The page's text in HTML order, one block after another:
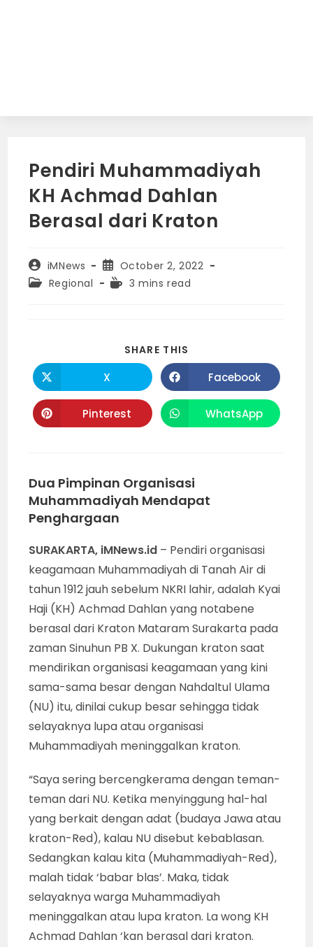
Pendiri Muhammadiyah
KH Achmad Dahlan
Berasal dari Kraton
Post
author:
iMNews
Post
published:
October 2, 2022
PostRegional
Reading
3 mins read
SHARE THIS
Opens
in
a
new
window
X Opens
in
a
new
window
Facebook
Opens
in
Pinterest Opens
in
WhatsApp
Dua Pimpinan Organisasi
Muhammadiyah Mendapat
Penghargaan
SURAKARTA, iMNews.id – Pendiri organisasi
keagamaan Muhammadiyah di Tanah Air di
tahun 1912 jauh sebelum NKRI lahir, adalah Kyai
Haji (KH) Achmad Dahlan yang notabene
berasal dari Kraton Mataram Surakarta pada
zaman Sinuhun PB X. Dukungan kraton saat
mendirikan organisasi keagamaan yang kini
sama-sama besar dengan Nahdaltul Ulama
(NU) itu, dinilai cukup besar sehingga tidak
selayaknya lupa atau organisasi
Muhammadiyah meninggalkan kraton.
“Saya sering bercengkerama dengan teman-
teman dari NU. Ketika menyinggung hal-hal
yang berkait dengan adat (budaya Jawa atau
kraton-Red), kalau NU disebut kebablasan.
Sedangkan kalau kita (Muhammadiyah-Red),
malah tidak ‘babar blas’. Maka, tidak
selayaknya warga Muhammadiyah
meninggalkan atau lupa kraton. La wong KH
Achmad Dahlan ‘kan berasal dari kraton.